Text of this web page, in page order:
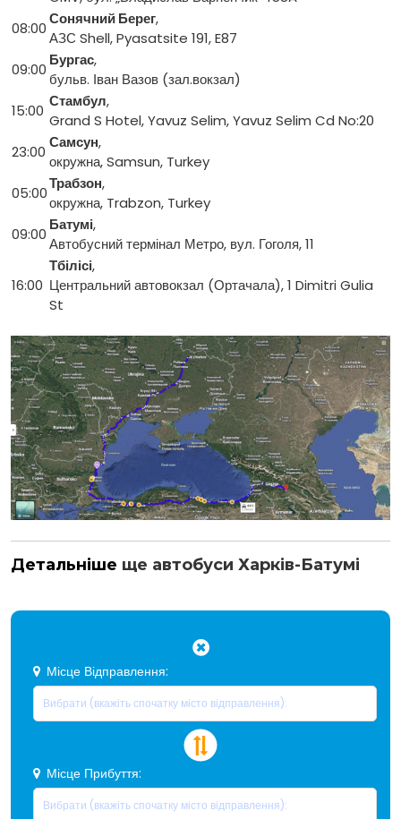
08:00
Сонячний Берег,
АЗС Shell, Pyasatsite 191, E87
09:00
Бургас,
бульв. Іван Вазов (зал.вокзал)
15:00
Стамбул,
Grand S Hotel, Yavuz Selim, Yavuz Selim Cd No:20
23:00
Самсун,
окружна, Samsun, Turkey
05:00
Трабзон,
окружна, Trabzon, Turkey
09:00
Батумі,
Автобусний термінал Метро, вул. Гоголя, 11
16:00
Тбілісі,
Центральний автовокзал (Ортачала), 1 Dimitri Gulia
St
Детальніше ще автобуси Харків-Батумі
Місце Відправлення:
Місце Прибуття: